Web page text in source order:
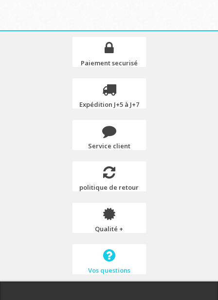
Paiement securisé
Expédition J+5 à J+7
Service client
politique de retour
Qualité +
Vos questions